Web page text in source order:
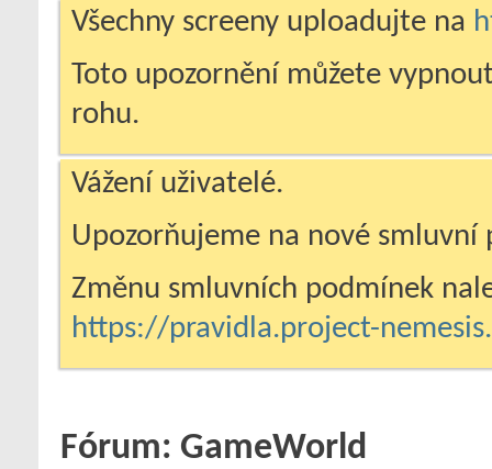
Všechny screeny uploadujte na
Toto upozornění můžete
rohu.
Vážení uživatelé.
Upozorňujeme na nové smluvní
Změnu smluvních podmínek
https://pravidla.project-
Fórum: GameWorld